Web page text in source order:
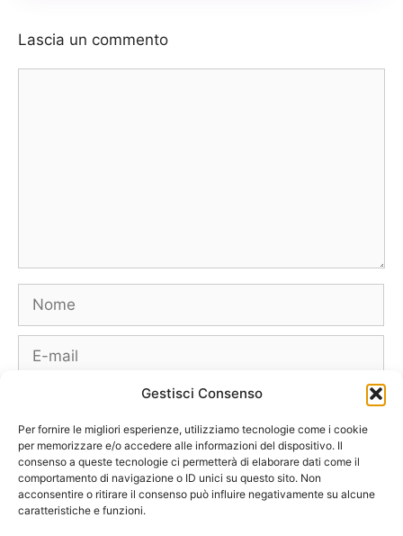
Gestisci Consenso
Per fornire le migliori esperienze, utilizziamo tecnologie come i cookie
per memorizzare e/o accedere alle informazioni del dispositivo. Il
consenso a queste tecnologie ci permetterà di elaborare dati come il
comportamento di navigazione o ID unici su questo sito. Non
acconsentire o ritirare il consenso può influire negativamente su alcune
caratteristiche e funzioni.
Lascia un commento
Nome
E-
mail
web